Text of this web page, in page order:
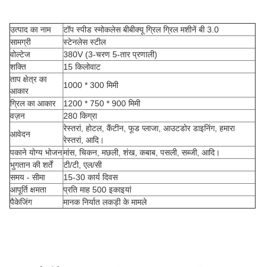
उत्पाद का नाम
टॉप स्पीड स्मोकलेस बीबीक्यू ग्रिल ग्रिल मशीनें बी 3.0
सामग्री
स्टेनलेस स्टील
वोल्टेज
380V (3-चरण 5-तार प्रणाली)
शक्ति
15 किलोवाट
ताप क्षेत्र का
आकार
1000 * 300 मिमी
ग्रिल का आकार
1200 * 750 * 900 मिमी
वज़न
280 किग्रा
आवेदन
रेस्तरां, होटल, कैंटीन, फूड प्लाजा, आउटडोर डाइनिंग, हमारा
रेस्तरां, आदि।
पकाने योग्य भोजनमांस, चिकन, मछली, शंख, कबाब, पसली, सब्जी, आदि।
भुगतान की शर्तें
टी/टी, एल/सी
समय - सीमा
15-30 कार्य दिवस
आपूर्ति क्षमता
प्रति माह 500 इकाइयां
पैकेजिंग
मानक निर्यात लकड़ी के मामले